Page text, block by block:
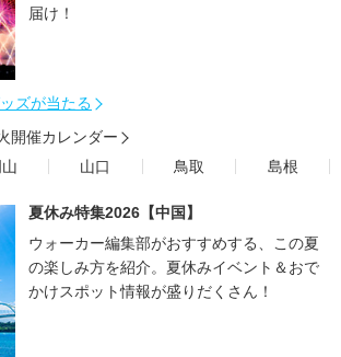
届け！
ズが当たる
開催カレンダー
山口 鳥取 島根
夏休み特集2026【中国】
ウォーカー編集部がおすすめする、この夏
の楽しみ方を紹介。夏休みイベント＆おで
かけスポット情報が盛りだくさん！